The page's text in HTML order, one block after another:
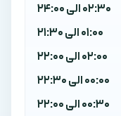
02:30 الی 24:00
01:00 الی 21:30
02:00 الی 22:00
00:00 الی 22:30
00:30 الی 22:00